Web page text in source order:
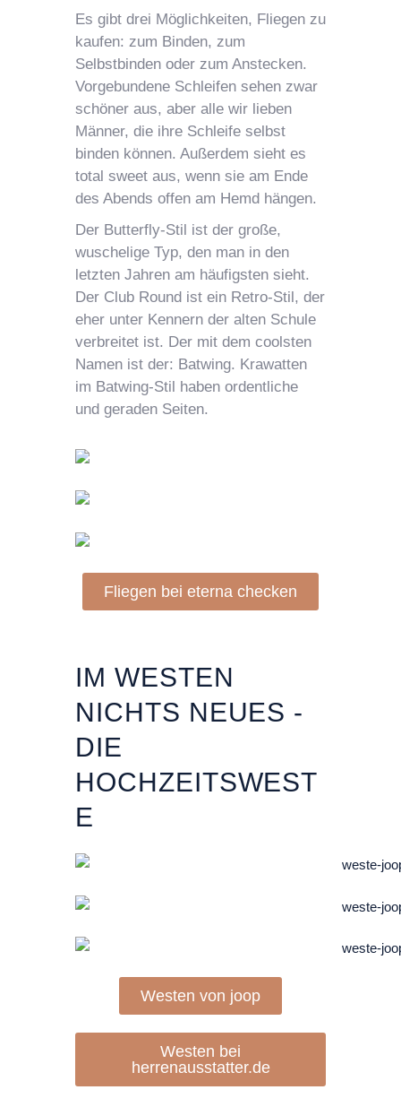
Es gibt drei Möglichkeiten, Fliegen zu
kaufen: zum Binden, zum
Selbstbinden oder zum Anstecken.
Vorgebundene Schleifen sehen zwar
schöner aus, aber alle wir lieben
Männer, die ihre Schleife selbst
binden können. Außerdem sieht es
total sweet aus, wenn sie am Ende
des Abends offen am Hemd hängen.
Der Butterfly-Stil ist der große,
wuschelige Typ, den man in den
letzten Jahren am häufigsten sieht.
Der Club Round ist ein Retro-Stil, der
eher unter Kennern der alten Schule
verbreitet ist. Der mit dem coolsten
Namen ist der: Batwing. Krawatten
im Batwing-Stil haben ordentliche
und geraden Seiten.
Fliegen bei eterna checken
IM WESTEN
NICHTS NEUES -
DIE
HOCHZEITSWEST
E
Westen von joop
Westen bei
herrenausstatter.de